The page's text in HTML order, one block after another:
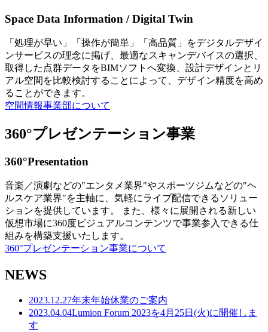
Space Data Information / Digital Twin
「処理が早い」「操作が簡単」「高品質」をデジタルデザイ
ンサービスの理念に掲げ、最適なスキャンデバイスの選択、
取得した点群データをBIMソフトへ変換、設計デザインとリ
アル空間を比較検討することによって、デザイン精度を高め
ることができます。
空間情報事業部について
360°プレゼンテーション事業
360°Presentation
音楽／演劇などの"エンタメ業界"やスポーツジムなどの"ヘ
ルスケア業界"を主軸に、気軽にライブ配信できるソリュー
ションを提供しています。 また、様々に展開される新しい
仮想市場に360度ビジュアルコンテンツで事業参入できる仕
組みを構築支援いたします。
360°プレゼンテーション事業について
NEWS
2023.12.27年末年始休業のご案内
2023.04.04Lumion Forum 2023を4月25日(火)に開催しま
す